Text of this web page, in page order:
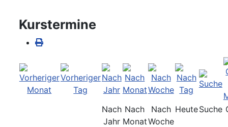
Kurstermine
Nach
Jahr
Nach
Monat
Nach
Woche
HeuteSuche